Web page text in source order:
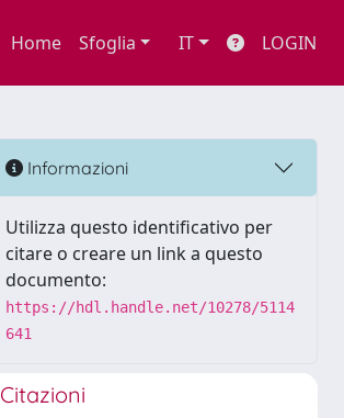
Home Sfoglia IT LOGIN
Informazioni
Utilizza questo identificativo per
citare o creare un link a questo
documento:
https://hdl.handle.net/10278/5114
641
Citazioni